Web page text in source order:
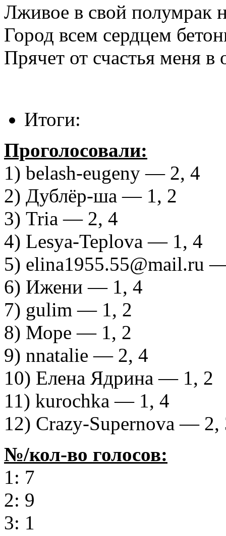
Лживое в свой полумрак
Город всем сердцем
Прячет от счастья меня
Итоги:
Проголосовали:
1) belash-eugeny — 2, 4
2) Дублёр-ша — 1, 2
3) Tria — 2, 4
4) Lesya-Teplova — 1, 4
5) elina1955.55@mail.ru
6) Ижени — 1, 4
7) gulim — 1, 2
8) Море — 1, 2
9) nnatalie — 2, 4
10) Елена Ядрина — 1, 2
11) kurochka — 1, 4
12) Crazy-Supernova — 2,
№/кол-во голосов:
1: 7
2: 9
3: 1